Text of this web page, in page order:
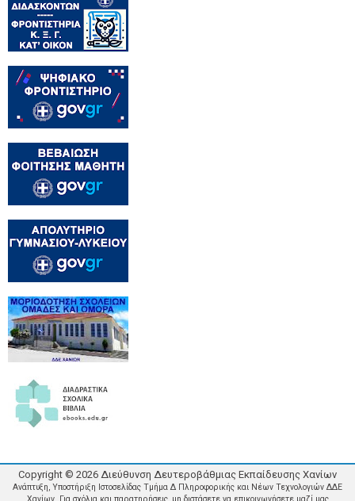
Copyright © 2026 Διεύθυνση Δευτεροβάθμιας Εκπαίδευσης Χανίων
Ανάπτυξη, Υποστήριξη Ιστοσελίδας Τμήμα Δ Πληροφορικής και Νέων Τεχνολογιών ΔΔΕ